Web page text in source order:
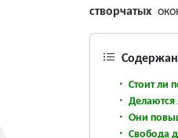
створчатых
Стоит ли
Делаются
Они
Свобода